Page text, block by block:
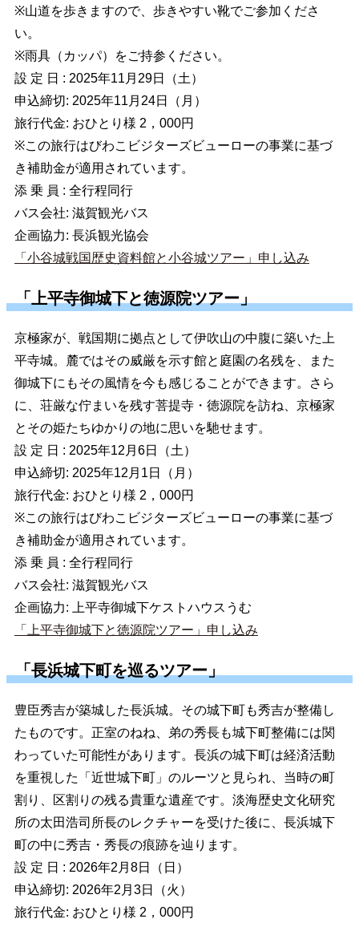
※山道を歩きますので、歩きやすい靴でご参加くださ
い。
※雨具（カッパ）をご持参ください。
設 定 日 : 2025年11月29日（土）
申込締切: 2025年11月24日（月）
旅行代金: おひとり様 2，000円
※この旅行はびわこビジターズビューローの事業に基づ
き補助金が適用されています。
添 乗 員 : 全行程同行
バス会社: 滋賀観光バス
企画協力: 長浜観光協会
「小谷城戦国歴史資料館と小谷城ツアー」申し込み
「上平寺御城下と徳源院ツアー」
京極家が、戦国期に拠点として伊吹山の中腹に築いた上
平寺城。麓ではその威厳を示す館と庭園の名残を、また
御城下にもその風情を今も感じることができます。さら
に、荘厳な佇まいを残す菩提寺・徳源院を訪ね、京極家
とその姫たちゆかりの地に思いを馳せます。
設 定 日 : 2025年12月6日（土）
申込締切: 2025年12月1日（月）
旅行代金: おひとり様 2，000円
※この旅行はびわこビジターズビューローの事業に基づ
き補助金が適用されています。
添 乗 員 : 全行程同行
バス会社: 滋賀観光バス
企画協力: 上平寺御城下ケストハウスうむ
「上平寺御城下と徳源院ツアー」申し込み
「長浜城下町を巡るツアー」
豊臣秀吉が築城した長浜城。その城下町も秀吉が整備し
たものです。正室のねね、弟の秀長も城下町整備には関
わっていた可能性があります。長浜の城下町は経済活動
を重視した「近世城下町」のルーツと見られ、当時の町
割り、区割りの残る貴重な遺産です。淡海歴史文化研究
所の太田浩司所長のレクチャーを受けた後に、長浜城下
町の中に秀吉・秀長の痕跡を辿ります。
設 定 日 : 2026年2月8日（日）
申込締切: 2026年2月3日（火）
旅行代金: おひとり様 2，000円